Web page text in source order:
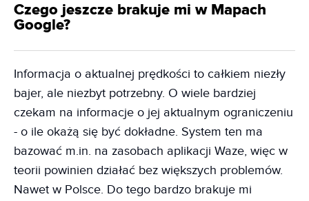
Czego jeszcze brakuje mi w Mapach
Google?
Informacja o aktualnej prędkości to całkiem niezły
bajer, ale niezbyt potrzebny. O wiele bardziej
czekam na informacje o jej aktualnym ograniczeniu
- o ile okażą się być dokładne. System ten ma
bazować m.in. na zasobach aplikacji Waze, więc w
teorii powinien działać bez większych problemów.
Nawet w Polsce. Do tego bardzo brakuje mi